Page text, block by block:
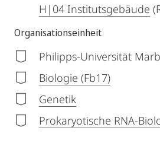
H|04 Institutsgebäude
Organisationseinheit
Philipps-Universität
Biologie (Fb17)
Genetik
Prokaryotische RNA-